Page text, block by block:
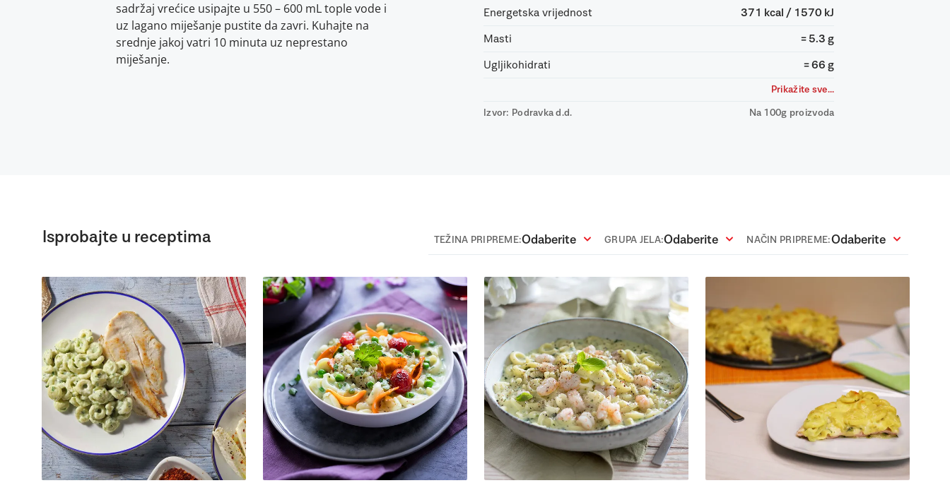
sadržaj vrećice usipajte u 550 – 600 mL tople vode i
uz lagano miješanje pustite da zavri. Kuhajte na
srednje jakoj vatri 10 minuta uz neprestano
miješanje.
Energetska vrijednost 371 kcal / 1570 kJ
Masti = 5.3 g
Ugljikohidrati = 66 g
Prikažite sve...
Izvor: Podravka d.d. Na 100g proizvoda
Isprobajte u receptima TEŽINA PRIPREME:Odaberite GRUPA JELA:Odaberite NAČIN PRIPREME:Odaberite